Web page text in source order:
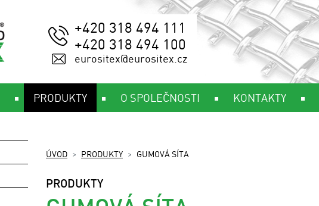
+420 318 494 111
+420 318 494 100
eurositex@eurositex.cz
PRODUKTY O SPOLEČNOSTI KONTAKTY
ÚVOD PRODUKTY GUMOVÁ SÍTA
PRODUKTY